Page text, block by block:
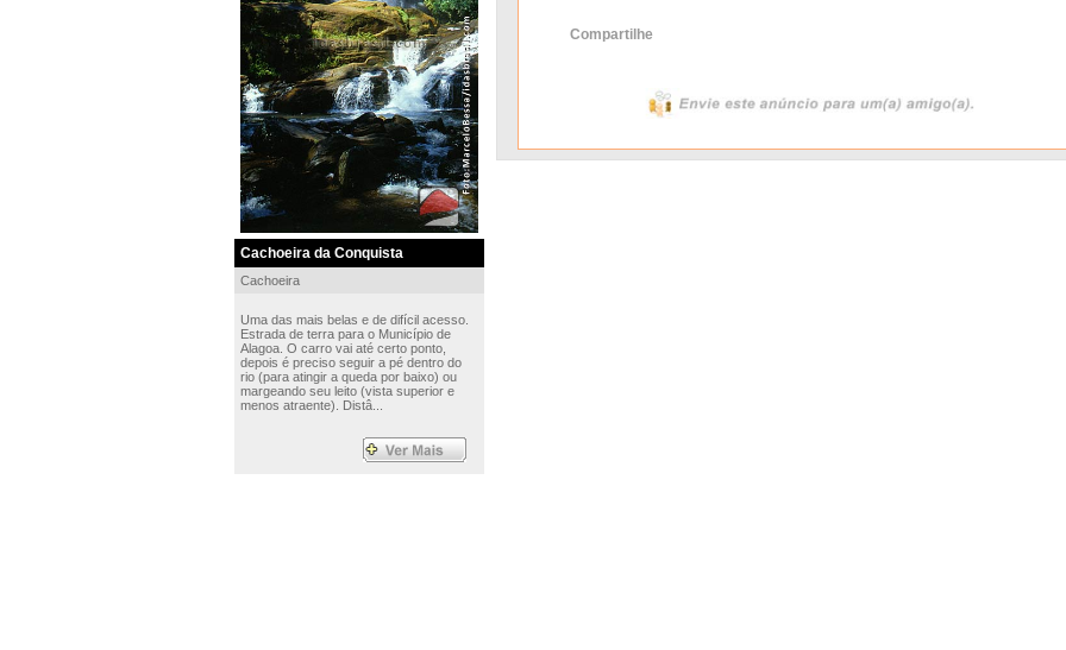
Cachoeira da Conquista
Cachoeira
Uma das mais belas e de difícil acesso.
Estrada de terra para o Município de
Alagoa. O carro vai até certo ponto,
depois é preciso seguir a pé dentro do
rio (para atingir a queda por baixo) ou
margeando seu leito (vista superior e
menos atraente). Distâ...
Compartilhe